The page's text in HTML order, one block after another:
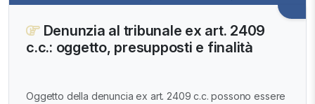
Denunzia al tribunale ex art. 2409
c.c.: oggetto, presupposti e finalità
Oggetto della denuncia ex art. 2409 c.c. possono essere